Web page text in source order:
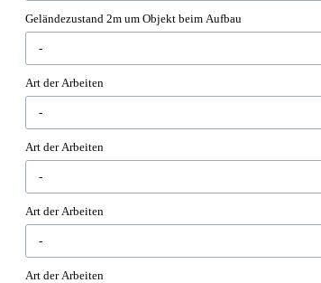
Geländezustand 2m um Objekt beim Aufbau
Art der Arbeiten
Art der Arbeiten
Art der Arbeiten
Art der Arbeiten